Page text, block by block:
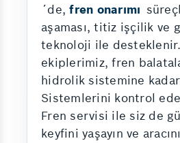
´de,fren onarımı
aşaması, titiz işçilik ve
teknoloji ile
ekiplerimiz, fren
hidrolik sistemine
Sistemlerini kontrol
Fren servisi ile siz de
keyfini yaşayın ve